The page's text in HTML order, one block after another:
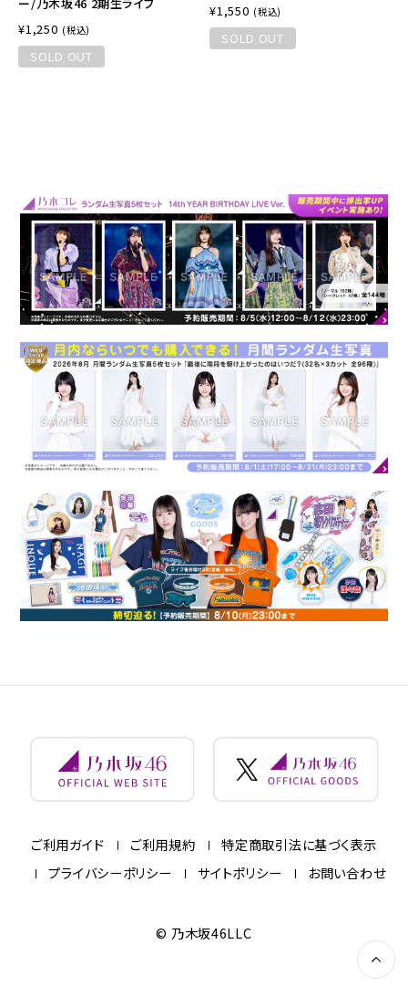
¥1,250 (税込)
SOLD OUT
¥1,550 (税込)
SOLD OUT
ご利用ガイド ご利用規約
特定商取引法に基づく表示
プライバシーポリシー
サイトポリシー お問い合わせ
© 乃木坂46LLC